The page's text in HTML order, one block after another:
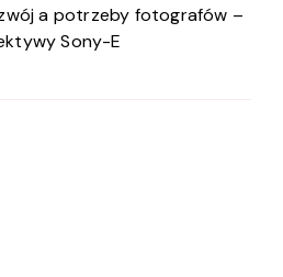
a potrzeby fotografów –
Sony-E